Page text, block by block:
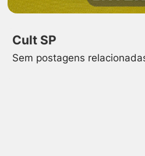
Cult SP
Sem postagens